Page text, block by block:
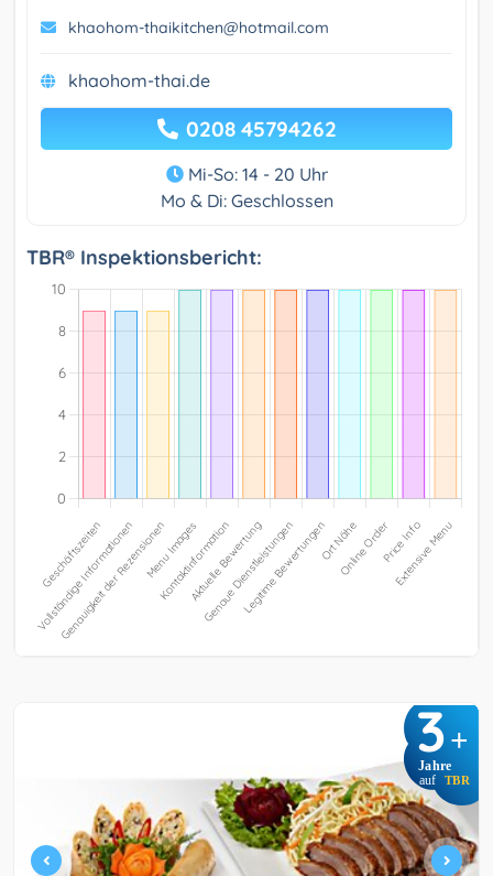
khaohom-thaikitchen@hotmail.com
khaohom-thai.de
0208 45794262
Mi-So: 14 - 20 Uhr
Mo & Di: Geschlossen
TBR® Inspektionsbericht:
3+
Jahre
auf TBR